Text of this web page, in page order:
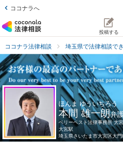
ココナラへ
投稿する
ココナラ法律相談 埼玉県で法律相談で
ほんま ゆういちろう
本間 雄一朗弁
ベリーベスト法律事務所 大
大宮駅
埼玉県さいたま市大宮区大